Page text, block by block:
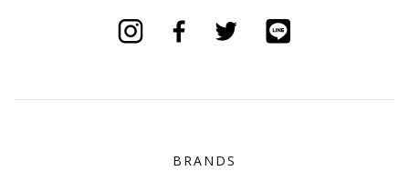
BRANDS